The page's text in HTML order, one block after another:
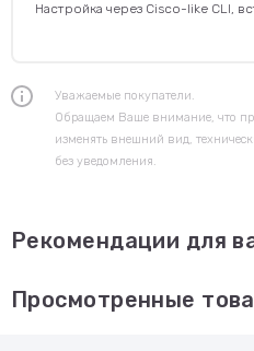
Настройка через Cisco-like CLI,
Уважаемые покупатели.
Обращаем Ваше внимание, что
изменять внешний вид,
без уведомления.
Рекомендации для
Просмотренные